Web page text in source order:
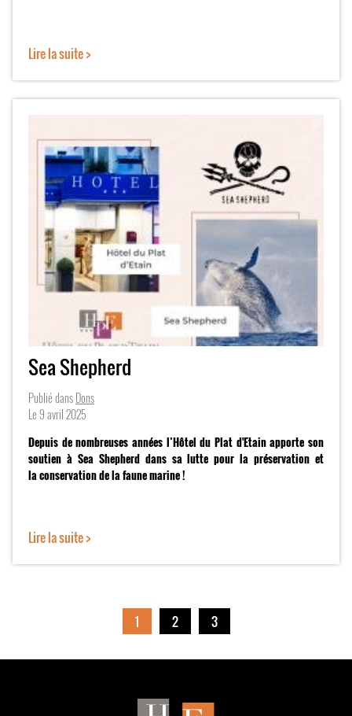
Lire la suite >
Sea Shepherd
Publié dansDons
Le9 avril 2025
Depuis de nombreuses années l’Hôtel du Plat d'Etain apporte son
soutien à Sea Shepherd dans sa lutte pour la préservation et
la conservation de la faune marine !
Lire la suite >
1 2 3